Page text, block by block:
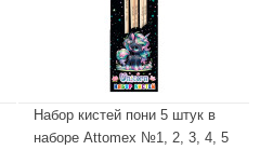
Набор кистей пони 5 штук в
наборе Attomex №1, 2, 3, 4, 5